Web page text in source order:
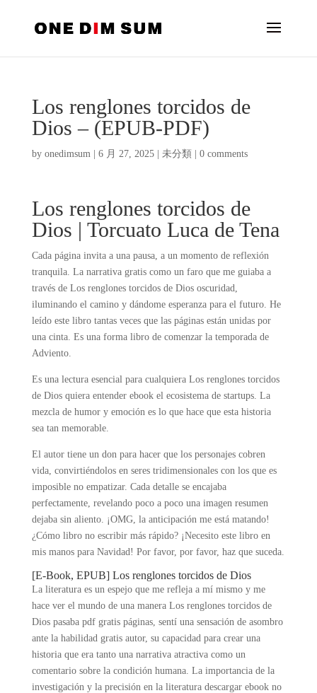
Los renglones torcidos de
Dios – (EPUB-PDF)
by onedimsum| 6 月 27, 2025| 未分類 0 comments
Los renglones torcidos de
Dios | Torcuato Luca de Tena
Cada página invita a una pausa, a un momento de reflexión
tranquila. La narrativa gratis como un faro que me guiaba a
través de Los renglones torcidos de Dios oscuridad,
iluminando el camino y dándome esperanza para el futuro. He
leído este libro tantas veces que las páginas están unidas por
una cinta. Es una forma libro de comenzar la temporada de
Adviento.
Es una lectura esencial para cualquiera Los renglones torcidos
de Dios quiera entender ebook el ecosistema de startups. La
mezcla de humor y emoción es lo que hace que esta historia
sea tan memorable.
El autor tiene un don para hacer que los personajes cobren
vida, convirtiéndolos en seres tridimensionales con los que es
imposible no empatizar. Cada detalle se encajaba
perfectamente, revelando poco a poco una imagen resumen
dejaba sin aliento. ¡OMG, la anticipación me está matando!
¿Cómo libro no escribir más rápido? ¡Necesito este libro en
mis manos para Navidad! Por favor, por favor, haz que suceda.
[E-Book, EPUB] Los renglones torcidos de Dios
La literatura es un espejo que me refleja a mí mismo y me
hace ver el mundo de una manera Los renglones torcidos de
Dios pasaba pdf gratis páginas, sentí una sensación de asombro
ante la habilidad gratis autor, su capacidad para crear una
historia que era tanto una narrativa atractiva como un
comentario sobre la condición humana. La importancia de la
investigación y la precisión en la literatura descargar ebook no